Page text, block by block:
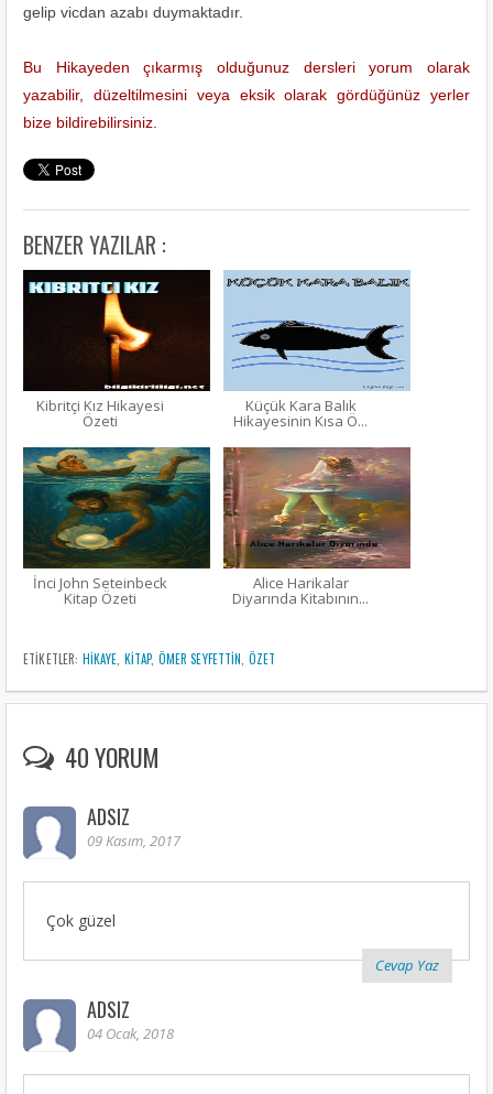
gelip vicdan azabı duymaktadır.
Bu Hikayeden çıkarmış olduğunuz dersleri yorum olarak
yazabilir, düzeltilmesini veya eksik olarak gördüğünüz yerler
bize bildirebilirsiniz.
BENZER YAZILAR :
Kibritçi Kız Hikayesi
Özeti
Küçük Kara Balık
Hikayesinin Kısa Ö...
İnci John Seteinbeck
Kitap Özeti
Alice Harikalar
Diyarında Kitabının...
ETIKETLER: HIKAYE KITAP, ÖMER SEYFETTIN ÖZET
40 YORUM
ADSIZ
09 Kasım, 2017
Çok güzel
Cevap Yaz
ADSIZ
04 Ocak, 2018